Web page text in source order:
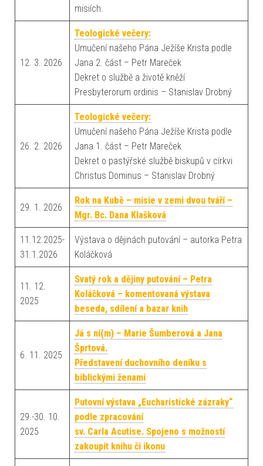
misiích.
12. 3. 2026
Teologické večery:
Umučení našeho Pána Ježíše Krista podle
Jana 2. část – Petr Mareček
Dekret o službě a životě kněží
Presbyterorum ordinis – Stanislav Drobný
26. 2. 2026
Teologické večery:
Umučení našeho Pána Ježíše Krista podle
Jana 1. část – Petr Mareček
Dekret o pastýřské službě biskupů v církvi
Christus Dominus – Stanislav Drobný
29. 1. 2026
Rok na Kubě – misie v zemi dvou tváří –
Mgr. Bc. Dana Klašková
11.12.2025-
31.1.2026
Výstava o dějinách putování – autorka Petra
Koláčková
11. 12.
2025
Svatý rok a dějiny putování – Petra
Koláčková – komentovaná výstava
beseda, sdílení a bazar knih
6. 11. 2025
Já s ní(m) – Marie Šumberová a Jana
Šprtová.
Představení duchovního deníku s
biblickými ženami
29.-30. 10.
2025
Putovní výstava „Eucharistické zázraky“
podle zpracování
sv. Carla Acutise. Spojeno s možností
zakoupit knihu či ikonu